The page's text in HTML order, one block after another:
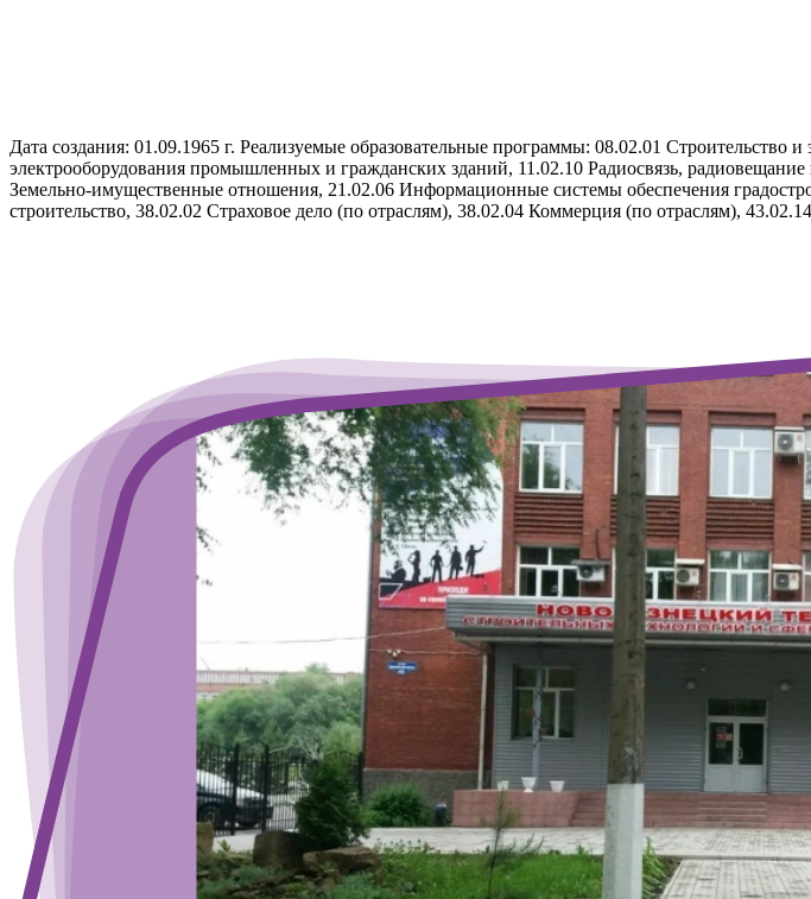
Дата создания: 01.09.1965 г. Реализуемые образовательные программы: 08.02.01
электрооборудования промышленных и гражданских зданий, 11.02.10 Радиосвязь,
Земельно-имущественные отношения, 21.02.06 Информационные системы обеспечения
строительство, 38.02.02 Страховое дело (по отраслям), 38.02.04 Коммерция (по отраслям),